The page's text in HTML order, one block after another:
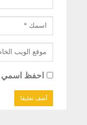
احفظ اسمي